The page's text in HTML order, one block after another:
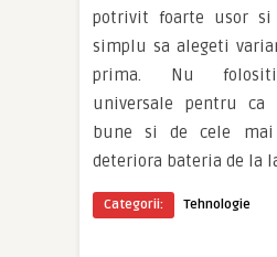
potrivit foarte usor
simplu sa alegeti
prima. Nu folositi
universale pentru
bune si de cele
deteriora bateria de la
Categorii: Tehnologie